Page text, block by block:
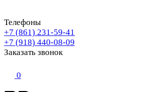
Телефоны
+7 (861) 231-59-41
+7 (918) 440-08-09
Заказать звонок
0